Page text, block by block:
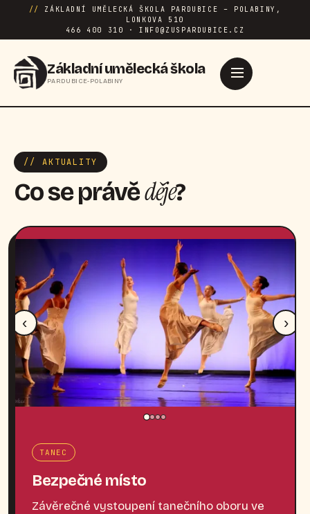
//
ZÁKLADNÍ UMĚLECKÁ ŠKOLA PARDUBICE – POLABINY,
LONKOVA 510
466 400 310 · INFO@ZUSPARDUBICE.CZ
Základní umělecká škola
PARDUBICE-POLABINY
// AKTUALITY
Co se právěděje?
‹ ›
TANEC
Bezpečné místo
Závěrečné vystoupení tanečního oboru ve